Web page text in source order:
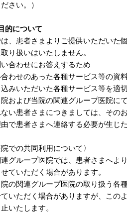
さい。）
的について
、患者さまよりご提供いただいた
り扱いはいたしません。
合わせにお答えするため
わせのあった各種サービス等の資
みいただいた各種サービス等を適
および当院の関連グループ医院に
い患者さまにつきましては、その
で患者さまへ連絡する必要が生じ
での共同利用について〉
グループ医院では、患者さまへよ
ていただく場合があります。
の関連グループ医院の取り扱う
いただく場合がありますが、この
いたします。